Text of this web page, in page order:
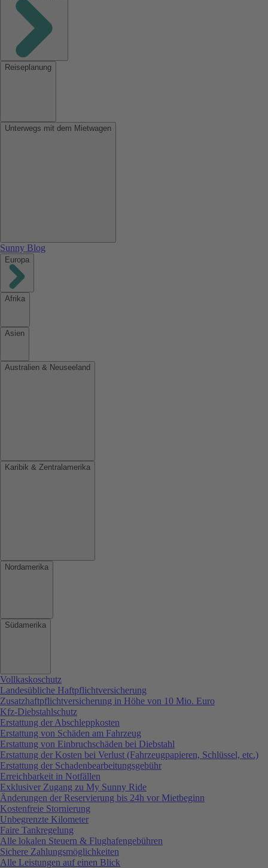
Reiseplanung
Unterwegs mit dem Mietwagen
Sunny Blog
Europa
Afrika
Asien
Australien & Neuseeland
Karibik & Zentralamerika
Nordamerika
Südamerika
Vollkaskoschutz
Landesübliche Haftpflichtversicherung
Zusatzhaftpflichtversicherung in Höhe von 10 Mio. Euro
Kfz-Diebstahlschutz
Erstattung der Abschleppkosten
Erstattung von Schäden am Fahrzeug
Erstattung von Einbruchschäden bei Diebstahl
Erstattung der Kosten bei Verlust (Fahrzeugpapieren, Schlüssel, etc.)
Erstattung der Schadenbearbeitungsgebühr
Erreichbarkeit in Notfällen
Exklusiver Zugang zu My Sunny Ride
Änderungen der Reservierung bis 24h vor Mietbeginn
Kostenfreie Stornierung
Unbegrenzte Kilometer
Faire Tankregelung
Alle lokalen Steuern & Flughafengebühren
Sichere Zahlungsmöglichkeiten
Alle Leistungen auf einen Blick